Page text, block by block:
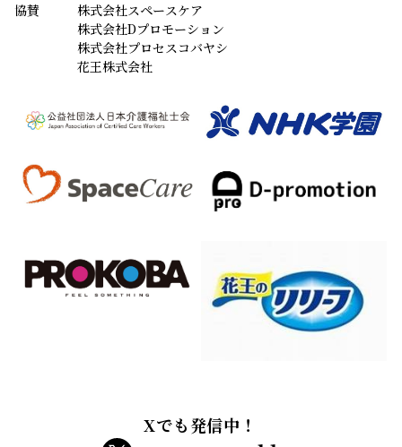
協賛
株式会社スペースケア
株式会社Dプロモーション
株式会社プロセスコバヤシ
花王株式会社
Xでも発信中！